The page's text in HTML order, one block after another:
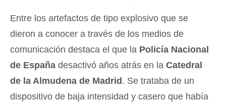
Entre los artefactos de tipo explosivo que se
dieron a conocer a través de los medios de
comunicación destaca el que la Policía Nacional
de España desactivó años atrás en la Catedral
de la Almudena de Madrid. Se trataba de un
dispositivo de baja intensidad y casero que había